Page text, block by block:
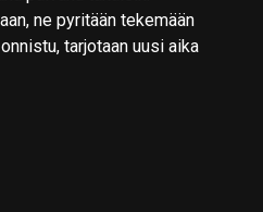
ne pyritään tekemään
tarjotaan uusi aika